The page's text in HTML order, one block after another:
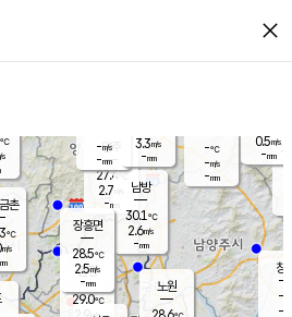
close
양주
27.4℃
2.7
-mm
촌
℃
m/s
-℃
-m/s
-mm
창
-
-m/
0.5m/s
-mm
은평
29.0℃
m/s
노원
남방
30.1℃
2.6m/s
-mm
장흥면
28.5℃
2.5m/s
-mm
-m/s
-mm
s
3.3m/s
-mm